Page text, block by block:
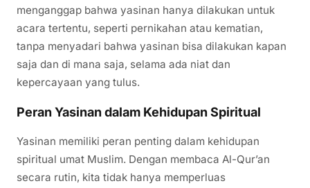
menganggap bahwa yasinan hanya dilakukan untuk
acara tertentu, seperti pernikahan atau kematian,
tanpa menyadari bahwa yasinan bisa dilakukan kapan
saja dan di mana saja, selama ada niat dan
kepercayaan yang tulus.
Peran Yasinan dalam Kehidupan Spiritual
Yasinan memiliki peran penting dalam kehidupan
spiritual umat Muslim. Dengan membaca Al-Qur’an
secara rutin, kita tidak hanya memperluas